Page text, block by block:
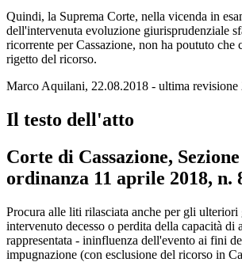
Quindi, la Suprema Corte, nella vicenda in
dell'intervenuta evoluzione giurisprudenziale
ricorrente per Cassazione, non ha poututo che
rigetto del ricorso.
Marco Aquilani, 22.08.2018 - ultima revisione
Il testo dell'atto
Corte di Cassazione,
ordinanza 11 aprile 2018, n.
Corte di Cassazione,
Procura alle liti rilasciata anche per gli ulteriori
intervenuto decesso o perdita della capacità di
rappresentata - ininfluenza dell'evento ai fini
impugnazione (con esclusione del ricorso in